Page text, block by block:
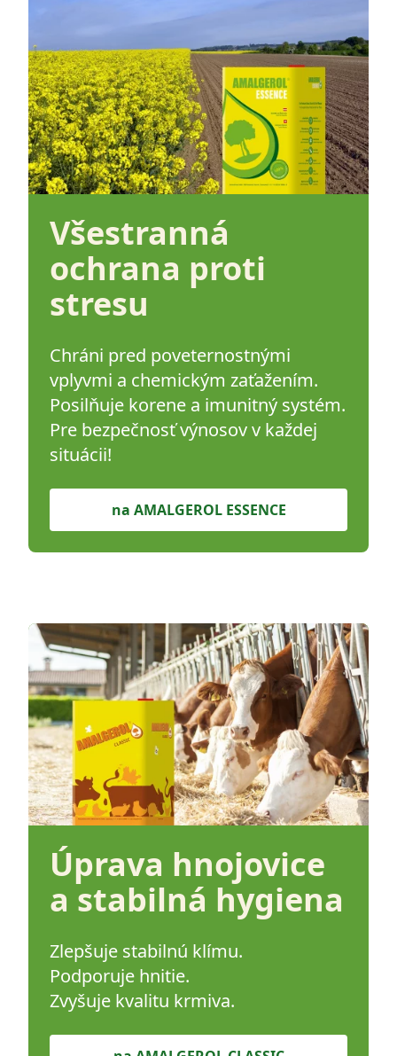
Všestranná
ochrana proti
stresu
Chráni pred poveternostnými
vplyvmi a chemickým zaťažením.
Posilňuje korene a imunitný systém.
Pre bezpečnosť výnosov v každej
situácii!
na AMALGEROL ESSENCE
Úprava hnojovice
a stabilná hygiena
Zlepšuje stabilnú klímu.
Podporuje hnitie.
Zvyšuje kvalitu krmiva.